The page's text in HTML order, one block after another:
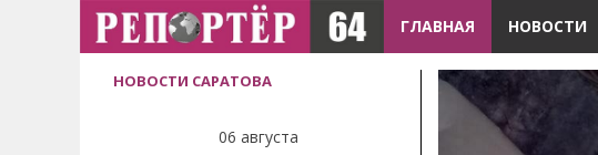
ГЛАВНАЯ НОВОСТИ
НОВОСТИ САРАТОВА
06 августа